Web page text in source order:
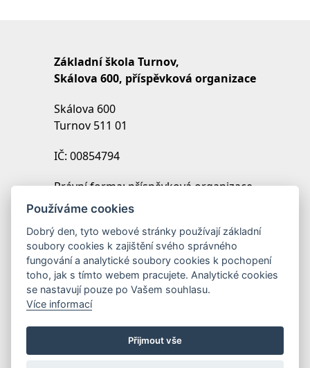
Základní škola Turnov,
Skálova 600, příspěvková organizace
Skálova 600
Turnov 511 01
IČ: 00854794
Právní forma: příspěvková organizace
IZO: 102454027
Zřizovatel: Město Turnov
Používáme cookies
Dobrý den, tyto webové stránky používají základní
soubory cookies k zajištění svého správného
fungování a analytické soubory cookies k pochopení
toho, jak s tímto webem pracujete. Analytické cookies
se nastavují pouze po Vašem souhlasu.
Více informací
Přijmout vše